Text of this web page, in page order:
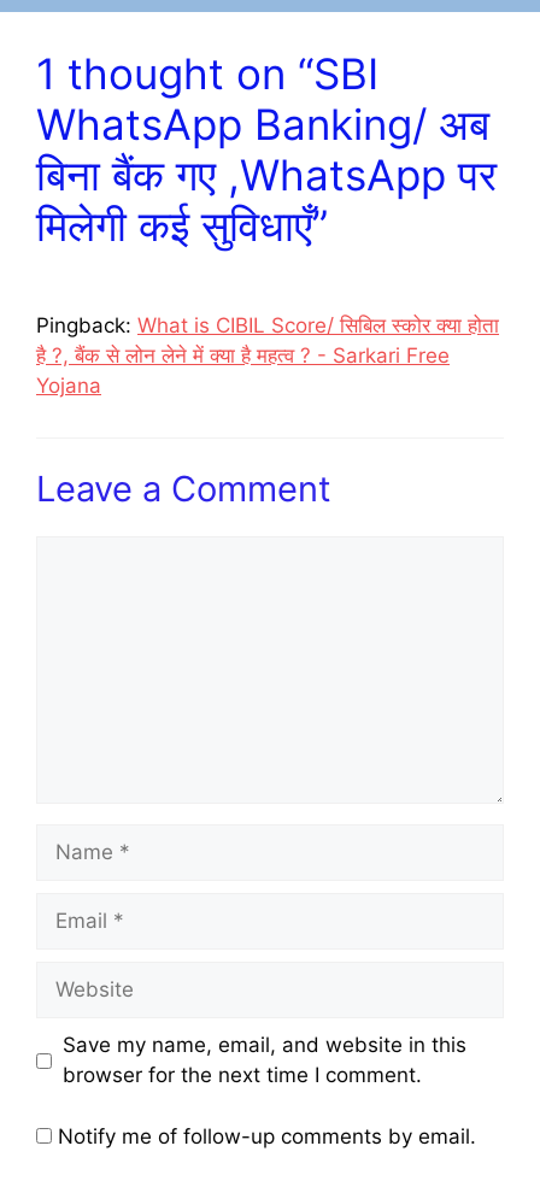
1 thought on “SBI
WhatsApp Banking/ अब
बिना बैंक गए ,WhatsApp पर
मिलेगी कई सुविधाएँ”
Pingback: What is CIBIL Score/ सिबिल स्कोर क्या होता
है ?, बैंक से लोन लेने में क्या है महत्व ? - Sarkari Free
Yojana
Leave a Comment
Name
Email
Website
Save my name, email, and website in this
browser for the next time I comment.
Notify me of follow-up comments by email.